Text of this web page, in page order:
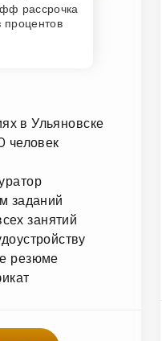
рассрочка
процентов
в Ульяновске
человек
заданий
занятий
резюме